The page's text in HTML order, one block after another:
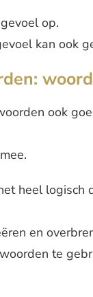
op.
kan ook
ook
heel logisch
en
te